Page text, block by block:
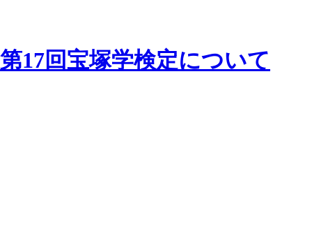
第17回宝塚学検定について